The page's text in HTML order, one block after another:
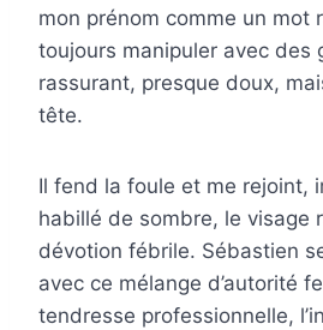
mon prénom comme un mot
toujours manipuler avec des
rassurant, presque doux,
tête.
Il fend la foule et me rejoint,
habillé de sombre, le visage
dévotion fébrile. Sébastien
avec ce mélange d’autorité
tendresse professionnelle,